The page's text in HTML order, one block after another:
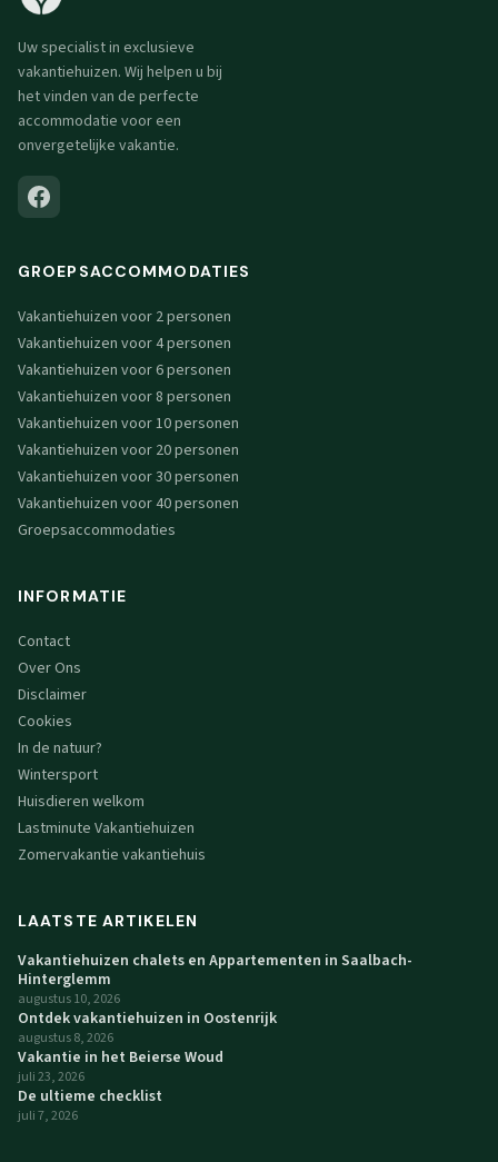
Uw specialist in exclusieve
vakantiehuizen. Wij helpen u bij
het vinden van de perfecte
accommodatie voor een
onvergetelijke vakantie.
GROEPSACCOMMODATIES
Vakantiehuizen voor 2 personen
Vakantiehuizen voor 4 personen
Vakantiehuizen voor 6 personen
Vakantiehuizen voor 8 personen
Vakantiehuizen voor 10 personen
Vakantiehuizen voor 20 personen
Vakantiehuizen voor 30 personen
Vakantiehuizen voor 40 personen
Groepsaccommodaties
INFORMATIE
Contact
Over Ons
Disclaimer
Cookies
In de natuur?
Wintersport
Huisdieren welkom
Lastminute Vakantiehuizen
Zomervakantie vakantiehuis
LAATSTE ARTIKELEN
Vakantiehuizen chalets en Appartementen in Saalbach-
Hinterglemm
augustus 10, 2026
Ontdek vakantiehuizen in Oostenrijk
augustus 8, 2026
Vakantie in het Beierse Woud
juli 23, 2026
De ultieme checklist
juli 7, 2026